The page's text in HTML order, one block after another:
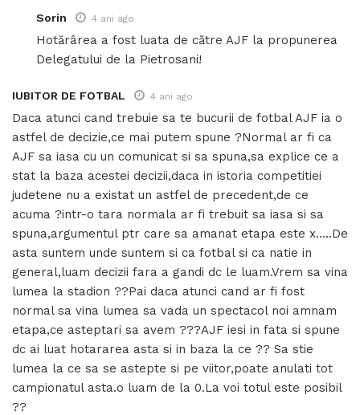
Sorin 4 ani ago
Hotărârea a fost luata de către AJF la propunerea
Delegatului de la Pietrosani!
IUBITOR DE FOTBAL 4 ani ago
Daca atunci cand trebuie sa te bucurii de fotbal AJF ia o
astfel de decizie,ce mai putem spune ?Normal ar fi ca
AJF sa iasa cu un comunicat si sa spuna,sa explice ce a
stat la baza acestei decizii,daca in istoria competitiei
judetene nu a existat un astfel de precedent,de ce
acuma ?intr-o tara normala ar fi trebuit sa iasa si sa
spuna,argumentul ptr care sa amanat etapa este x…..De
asta suntem unde suntem si ca fotbal si ca natie in
general,luam decizii fara a gandi dc le luam.Vrem sa vina
lumea la stadion ??Pai daca atunci cand ar fi fost
normal sa vina lumea sa vada un spectacol noi amnam
etapa,ce asteptari sa avem ???AJF iesi in fata si spune
dc ai luat hotararea asta si in baza la ce ?? Sa stie
lumea la ce sa se astepte si pe viitor,poate anulati tot
campionatul asta.o luam de la 0.La voi totul este posibil
??